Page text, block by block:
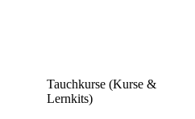
Tauchkurse (Kurse &
Lernkits)